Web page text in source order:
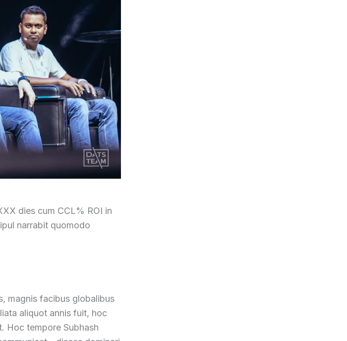
dies cum CCL% ROI in
narrabit quomodo
magnis facibus globalibus
aliquot annis fuit, hoc
Hoc tempore Subhash